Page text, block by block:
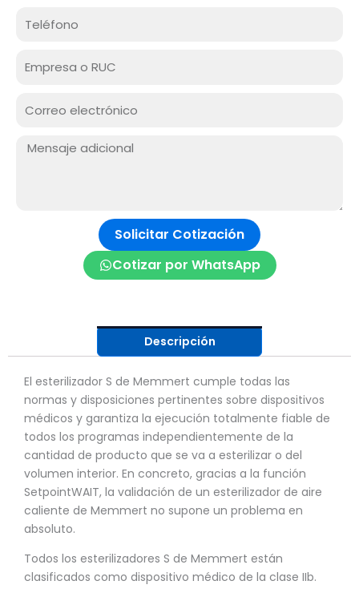
electrónico
Mensaje:
Solicitar Cotización
Cotizar por WhatsApp
Descripción
El esterilizador S de Memmert cumple todas las
normas y disposiciones pertinentes sobre dispositivos
médicos y garantiza la ejecución totalmente fiable de
todos los programas independientemente de la
cantidad de producto que se va a esterilizar o del
volumen interior. En concreto, gracias a la función
SetpointWAIT, la validación de un esterilizador de aire
caliente de Memmert no supone un problema en
absoluto.
Todos los esterilizadores S de Memmert están
clasificados como dispositivo médico de la clase IIb.